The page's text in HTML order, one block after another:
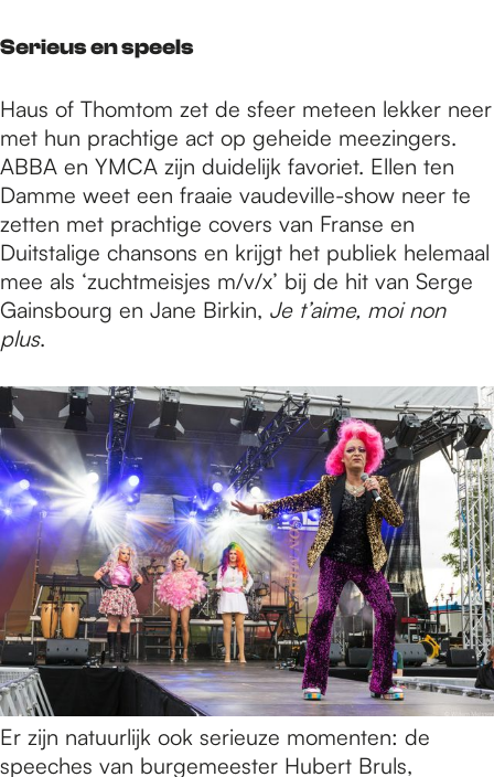
Serieus en speels
Haus of Thomtom zet de sfeer meteen lekker neer
met hun prachtige act op geheide meezingers.
ABBA en YMCA zijn duidelijk favoriet. Ellen ten
Damme weet een fraaie vaudeville-show neer te
zetten met prachtige covers van Franse en
Duitstalige chansons en krijgt het publiek helemaal
mee als ‘zuchtmeisjes m/v/x’ bij de hit van Serge
Gainsbourg en Jane Birkin, Je t’aime, moi non
plus.
Er zijn natuurlijk ook serieuze momenten: de
speeches van burgemeester Hubert Bruls,